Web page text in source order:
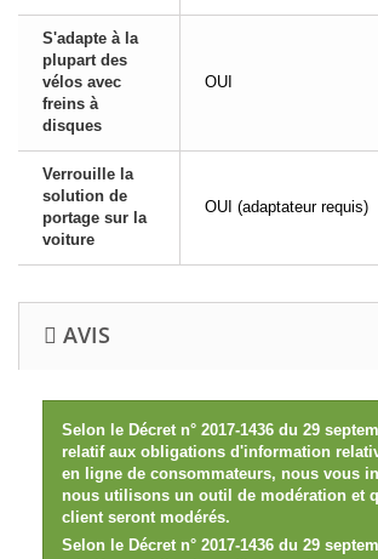
S'adapte à la
plupart des
vélos avec
freins à
disques
OUI
Verrouille la
solution de
portage sur la
voiture
OUI (adaptateur requis)
AVIS
Selon le Décret n° 2017-1436 du 29
relatif aux obligations d'information
en ligne de consommateurs, nous vous
nous utilisons un outil de modération et
client seront modérés.
Selon le Décret n° 2017-1436 du 29